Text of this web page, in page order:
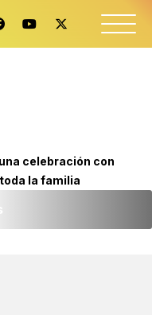
celebración con
la familia